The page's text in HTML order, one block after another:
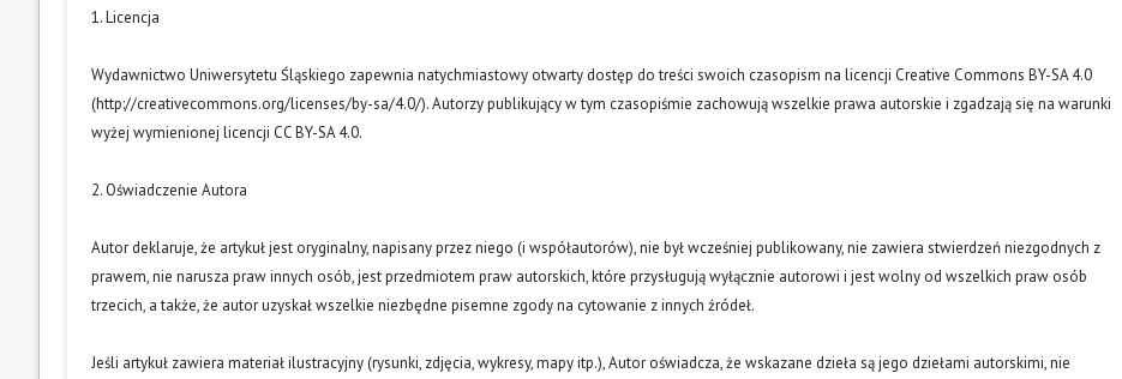
1. Licencja
Wydawnictwo Uniwersytetu Śląskiego zapewnia natychmiastowy otwarty dostęp do treści swoich czasopism na licencji Creative Commons BY-SA 4.0
(http://creativecommons.org/licenses/by-sa/4.0/). Autorzy publikujący w tym czasopiśmie zachowują wszelkie prawa autorskie i zgadzają się na warunki
wyżej wymienionej licencji CC BY-SA 4.0.
2. Oświadczenie Autora
Autor deklaruje, że artykuł jest oryginalny, napisany przez niego (i współautorów), nie był wcześniej publikowany, nie zawiera stwierdzeń niezgodnych z
prawem, nie narusza praw innych osób, jest przedmiotem praw autorskich, które przysługują wyłącznie autorowi i jest wolny od wszelkich praw osób
trzecich, a także, że autor uzyskał wszelkie niezbędne pisemne zgody na cytowanie z innych źródeł.
Jeśli artykuł zawiera materiał ilustracyjny (rysunki, zdjęcia, wykresy, mapy itp.), Autor oświadcza, że wskazane dzieła są jego dziełami autorskimi, nie